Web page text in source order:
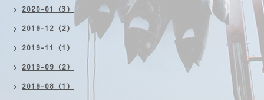
2020-01（3）
2019-12（2）
2019-11（1）
2019-09（2）
2019-08（1）